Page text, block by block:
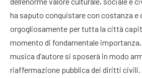
ha saputo conquistare con costanza e
orgogliosamente per tutta la città
momento di fondamentale importanza,
musica d’autore si sposerà in modo
riaffermazione pubblica dei diritti civili.